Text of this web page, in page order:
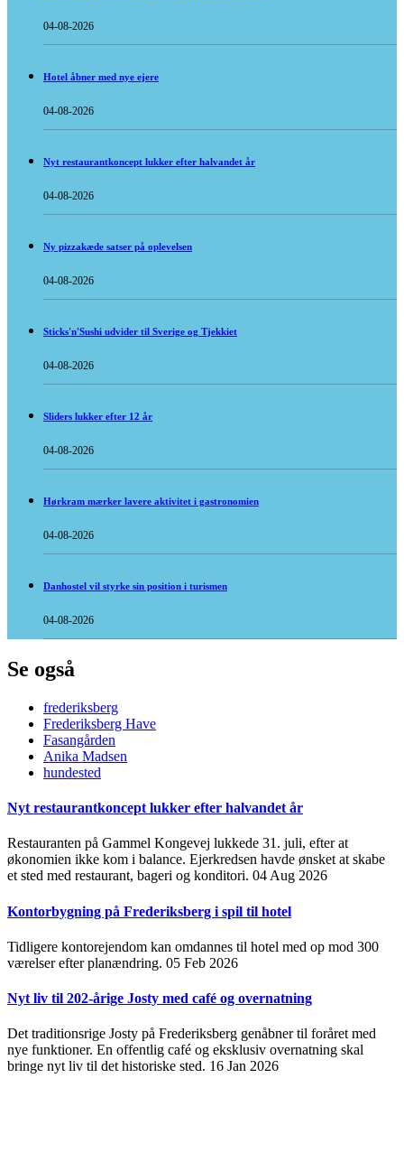
04-08-2026
Hotel åbner med nye ejere
04-08-2026
Nyt restaurantkoncept lukker efter halvandet år
04-08-2026
Ny pizzakæde satser på oplevelsen
04-08-2026
Sticks'n'Sushi udvider til Sverige og Tjekkiet
04-08-2026
Sliders lukker efter 12 år
04-08-2026
Hørkram mærker lavere aktivitet i gastronomien
04-08-2026
Danhostel vil styrke sin position i turismen
04-08-2026
Se også
frederiksberg
Frederiksberg Have
Fasangården
Anika Madsen
hundested
Nyt restaurantkoncept lukker efter halvandet år
Restauranten på Gammel Kongevej lukkede 31. juli, efter at
økonomien ikke kom i balance. Ejerkredsen havde ønsket at skabe
et sted med restaurant, bageri og konditori. 04 Aug 2026
Kontorbygning på Frederiksberg i spil til hotel
Tidligere kontorejendom kan omdannes til hotel med op mod 300
værelser efter planændring. 05 Feb 2026
Nyt liv til 202-årige Josty med café og overnatning
Det traditionsrige Josty på Frederiksberg genåbner til foråret med
nye funktioner. En offentlig café og eksklusiv overnatning skal
bringe nyt liv til det historiske sted. 16 Jan 2026